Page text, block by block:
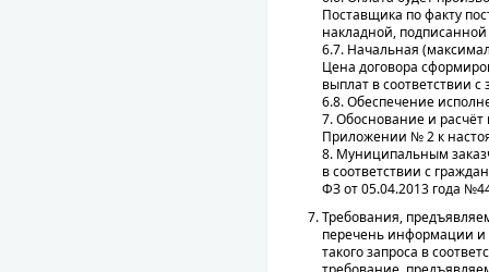
Поставщика по факту
накладной,
6.7. Начальная
Цена договора
выплат в соответствии
6.8. Обеспечение
7. Обоснование и
Приложении № 2 к
8. Муниципальным
в соответствии с
ФЗ от 05.04.2013 года
Требования,
перечень информации и
такого запроса в